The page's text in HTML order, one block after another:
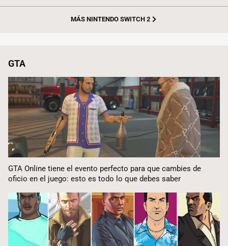
MÁS NINTENDO SWITCH 2
GTA
GTA Online tiene el evento perfecto para que cambies de
oficio en el juego: esto es todo lo que debes saber